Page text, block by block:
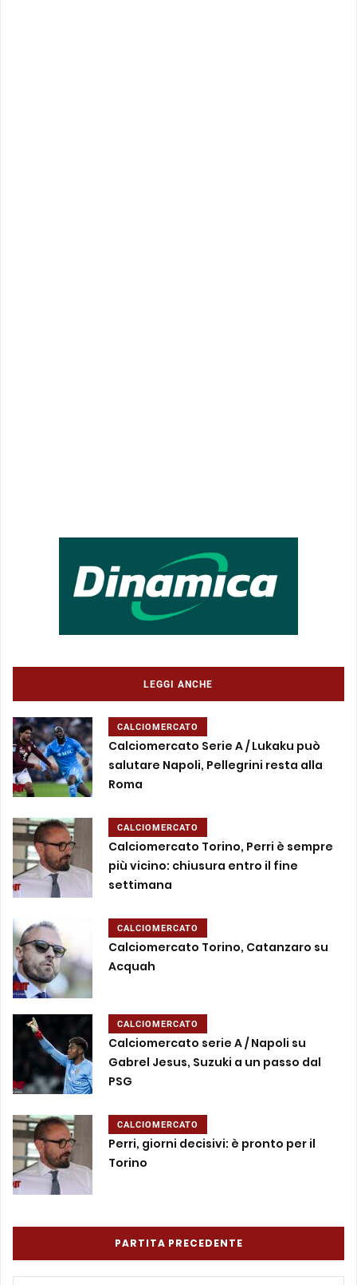
LEGGI ANCHE
CALCIOMERCATO
Calciomercato Serie A / Lukaku può
salutare Napoli, Pellegrini resta alla
Roma
CALCIOMERCATO
Calciomercato Torino, Perri è sempre
più vicino: chiusura entro il fine
settimana
CALCIOMERCATO
Calciomercato Torino, Catanzaro su
Acquah
CALCIOMERCATO
Calciomercato serie A / Napoli su
Gabrel Jesus, Suzuki a un passo dal
PSG
CALCIOMERCATO
Perri, giorni decisivi: è pronto per il
Torino
PARTITA PRECEDENTE